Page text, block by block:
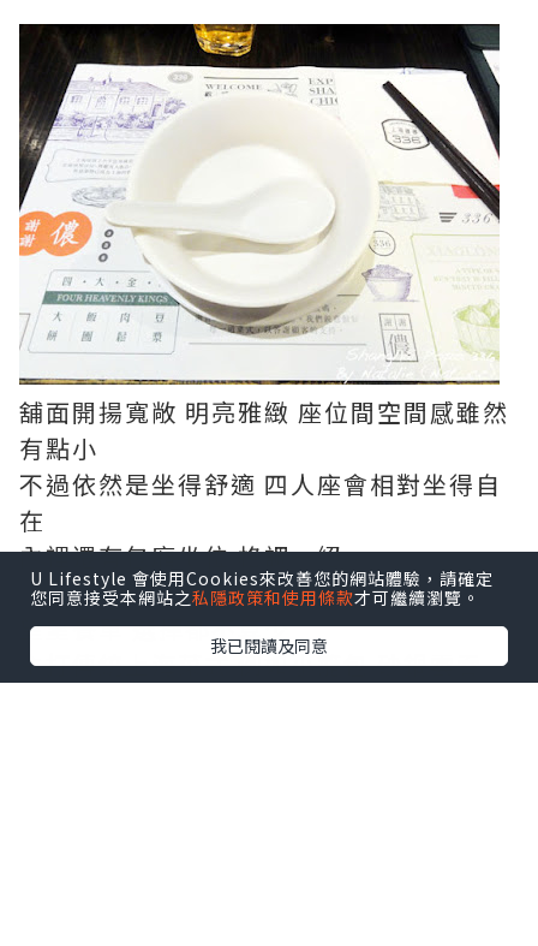
舖面開揚寬敞 明亮雅緻 座位間空間感雖然
有點小
不過依然是坐得舒適 四人座會相對坐得自
在
內裡還有包廂坐位 格調一絕
望望餐單 選擇都不算少
主打傳統上海菜式 例如小籠包 砂鍋雲吞
U Lifestyle 會使用Cookies來改善您的網站體驗，請確定
您同意接受本網站之私隱政策和使用條款才可繼續瀏覽。
我已閱讀及同意